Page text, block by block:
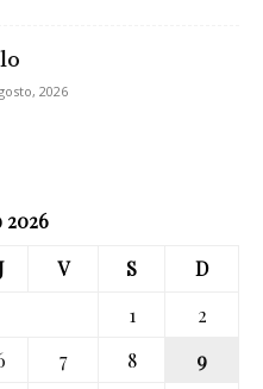
2026
2026
V S
D
1
2
7 8
9